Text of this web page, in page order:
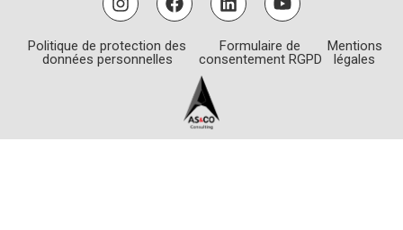
Politique de protection des
données personnelles
Formulaire de
consentement RGPD
Mentions
légales